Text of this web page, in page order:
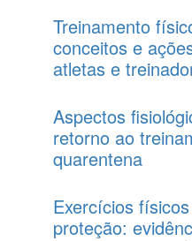
Treinamento
conceitos e
atletas e
Aspectos
retorno ao
quarentena
Exercícios
proteção: